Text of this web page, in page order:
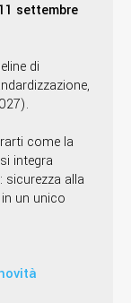
11 settembre
di
come la
integra
sicurezza alla
un unico